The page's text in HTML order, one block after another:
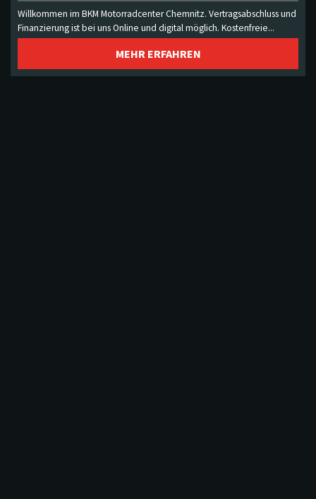
Willkommen im BKM Motorradcenter Chemnitz. Vertragsabschluss und
Finanzierung ist bei uns Online und digital möglich. Kostenfreie...
MEHR ERFAHREN